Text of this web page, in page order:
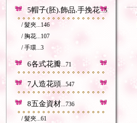
5帽子(胚).飾品.手挽花...518
/ 髮夾...146
/ 胸花...107
/ 手環...3
6各式花瓣 ...71
7人造花頭 ...547
8五金資材 ...736
/ 髮夾...61